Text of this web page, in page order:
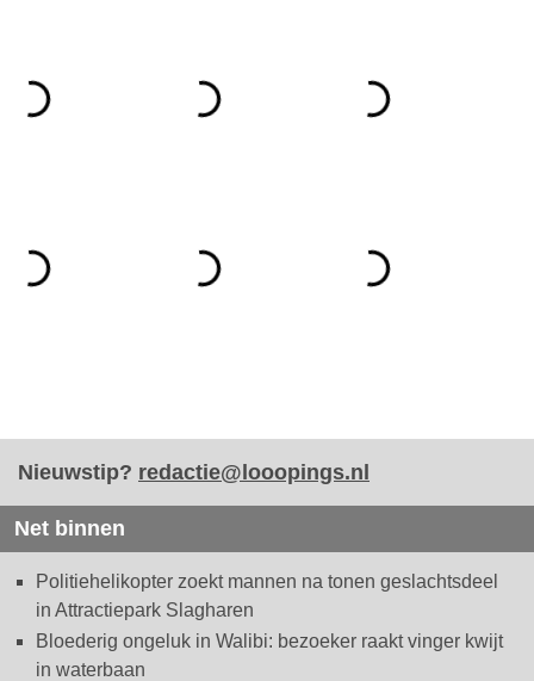
Nieuwstip? redactie@looopings.nl
Net binnen
Politiehelikopter zoekt mannen na tonen geslachtsdeel
in Attractiepark Slagharen
Bloederig ongeluk in Walibi: bezoeker raakt vinger kwijt
in waterbaan